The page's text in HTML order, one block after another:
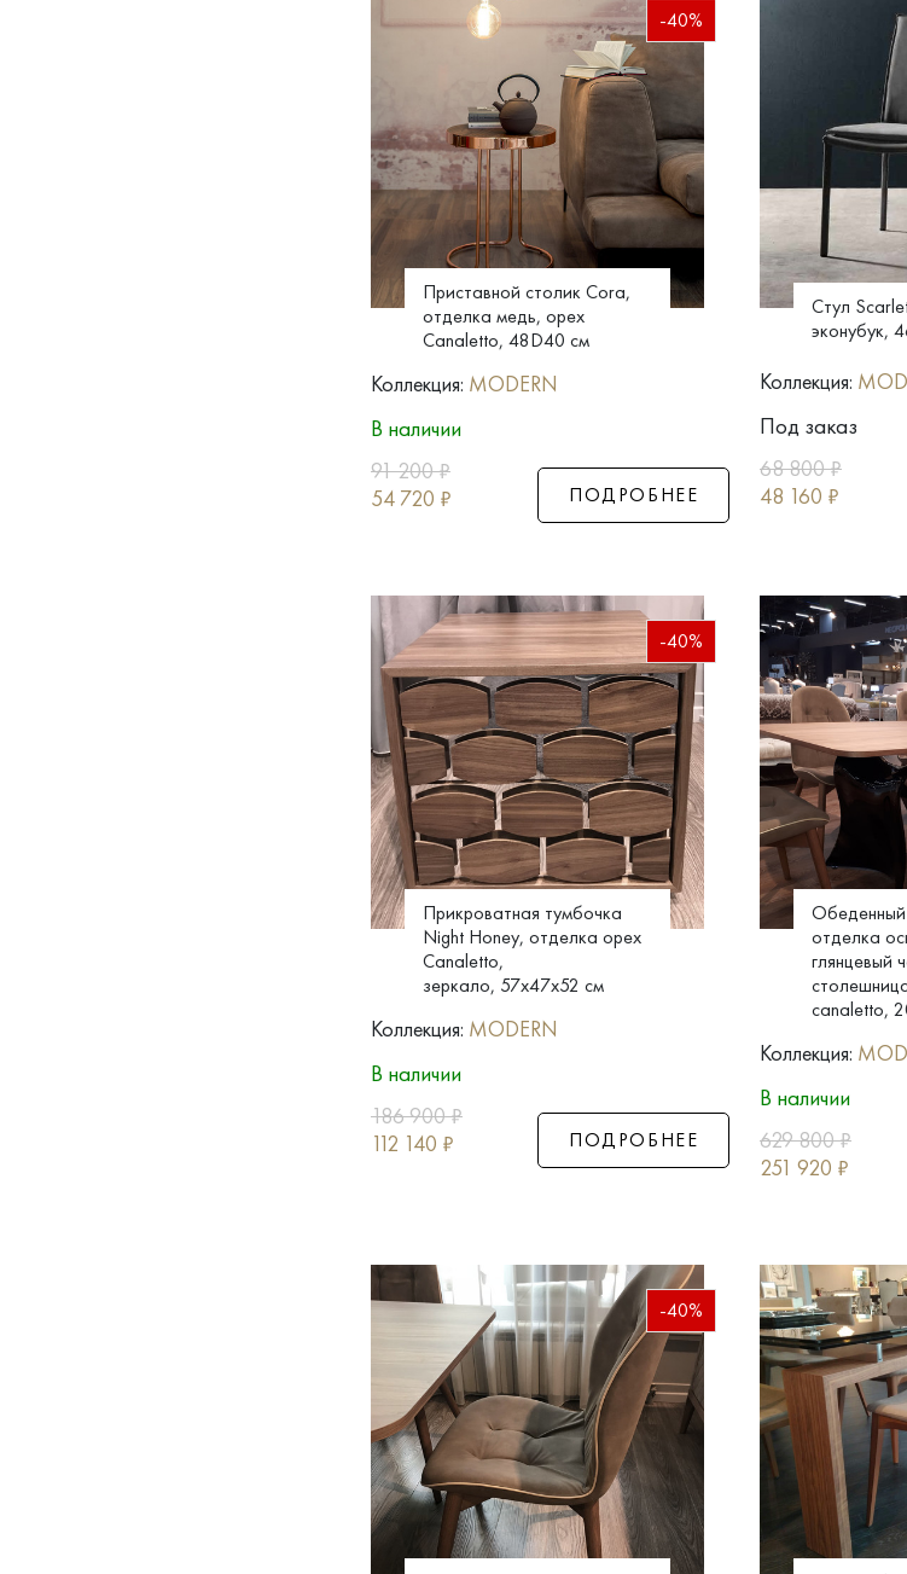
-40%
Приставной столик Cora,
отделка медь, орех
Canaletto, 48D40 см
Коллекция: MODERN
В наличии
91 200₽
54 720 ₽ ПОДРОБНЕЕ
Стул
эконубук,
Коллекция:
Под заказ
68 800₽
48 160 ₽
-40%
Прикроватная тумбочка
Night Honey, отделка орех
Canaletto,
зеркало, 57x47x52 см
Коллекция: MODERN
В наличии
186 900₽
112 140 ₽ ПОДРОБНЕЕ
отделка
глянцевый
canaletto,
Коллекция:
В наличии
629 800₽
251 920 ₽
-40%